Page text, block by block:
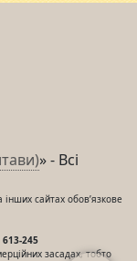
» - Всі
сайтах обов’язкове
245
засадах, тобто